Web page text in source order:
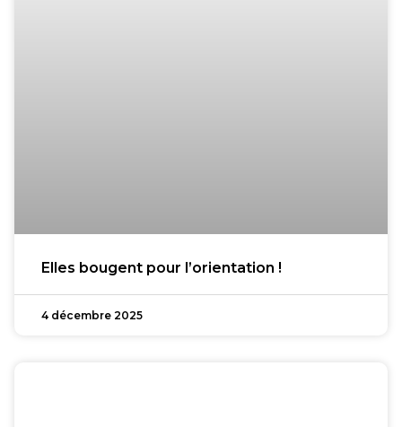
Elles bougent pour l’orientation !
4 décembre 2025